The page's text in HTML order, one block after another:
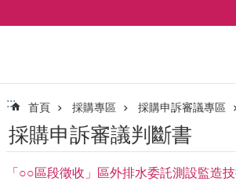
::: 首頁 採購專區 採購申訴審議專區
採購申訴審議判斷書
「○○區段徵收」區外排水委託測設監造